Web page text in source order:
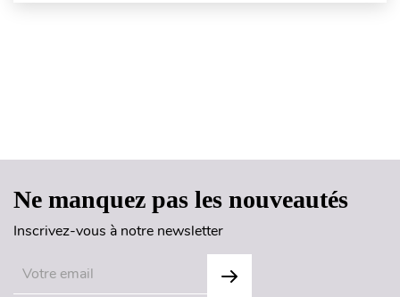
Ne manquez pas les nouveautés
Inscrivez-vous à notre newsletter